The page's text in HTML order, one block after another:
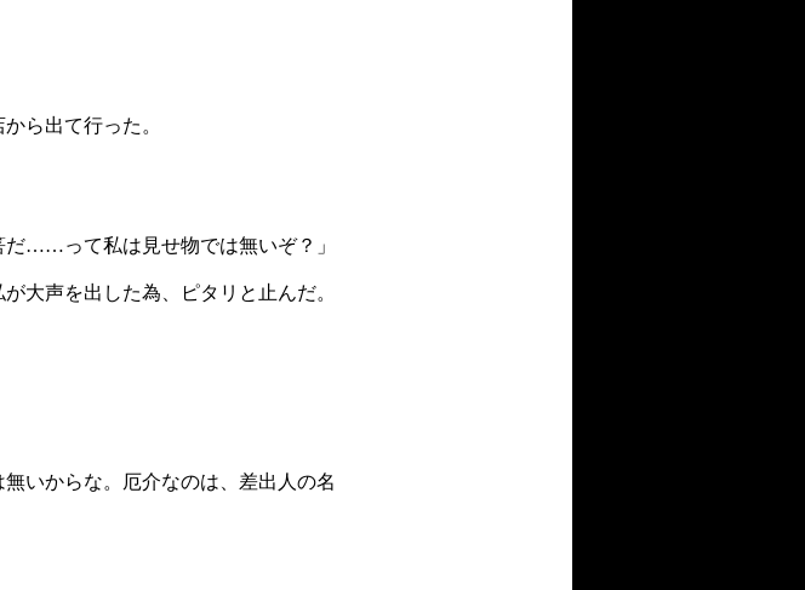
ら出て行った。
だ……って私は見せ物では無いぞ？」
大声を出した為、ピタリと止んだ。
いからな。厄介なのは、差出人の名